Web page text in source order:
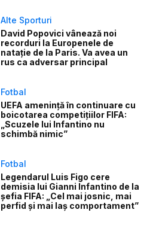
Alte Sporturi
David Popovici vânează noi
recorduri la Europenele de
natație de la Paris. Va avea un
rus ca adversar principal
Fotbal
UEFA amenință în continuare cu
boicotarea competițiilor FIFA:
„Scuzele lui Infantino nu
schimbă nimic”
Fotbal
Legendarul Luis Figo cere
demisia lui Gianni Infantino de la
șefia FIFA: „Cel mai josnic, mai
perfid și mai laș comportament”